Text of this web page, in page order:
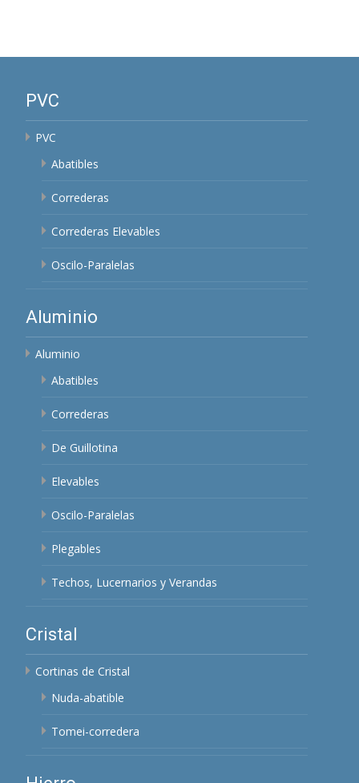
PVC
PVC
Abatibles
Correderas
Correderas Elevables
Oscilo-Paralelas
Aluminio
Aluminio
Abatibles
Correderas
De Guillotina
Elevables
Oscilo-Paralelas
Plegables
Techos, Lucernarios y Verandas
Cristal
Cortinas de Cristal
Nuda-abatible
Tomei-corredera